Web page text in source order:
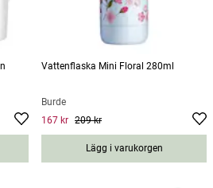
price: 229 kr
Vattenflaska Mini Floral 280ml
Burde
Current price
Previous
209 kr
167 kr 209 kr
Lägg i varukorgen